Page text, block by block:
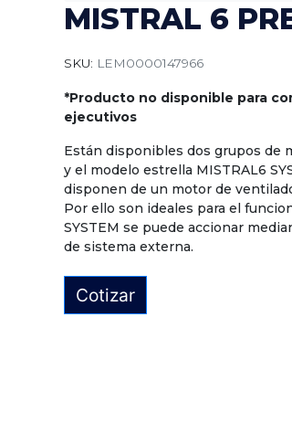
MISTRAL 6
SKU: LEM0000147966
*Producto no disponible para
ejecutivos
Están disponibles dos grupos de
y el modelo estrella MISTRAL6
disponen de un motor de
Por ello son ideales para el
SYSTEM se puede accionar
de sistema externa.
Cotizar